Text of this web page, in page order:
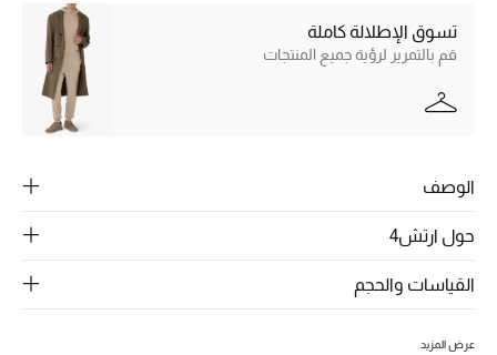
الجمال
الأطفال
المجوهرات
جديد لدينا
تسوق الإطلالة كاملة
قم بالتمرير لرؤية جميع المنتجات
الوصف
حول ارتش4
القياسات والحجم
عرض المزيد